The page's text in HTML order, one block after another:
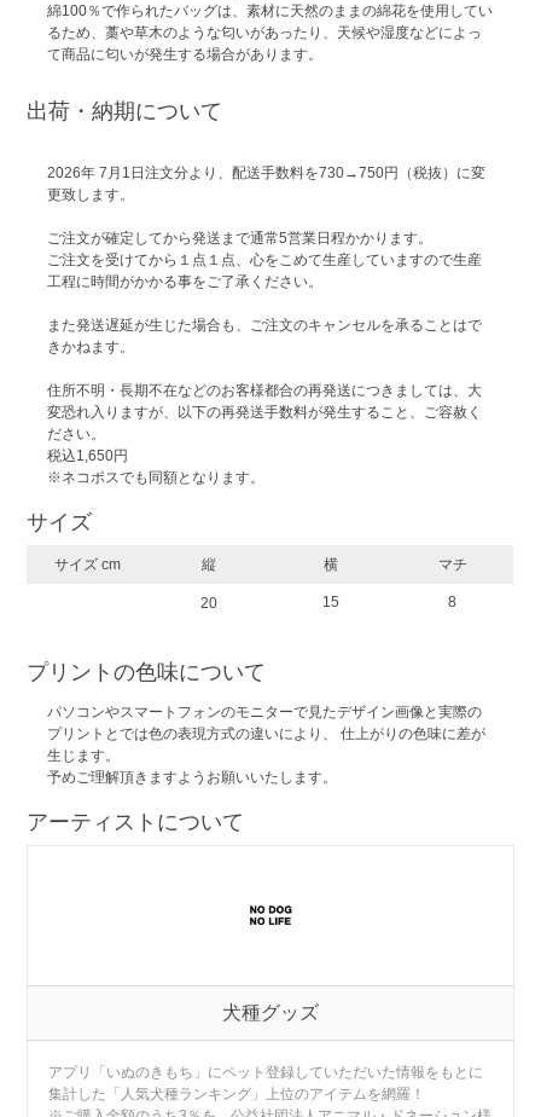
綿100％で作られたバッグは、素材に天然のままの綿花を使用してい
るため、藁や草木のような匂いがあったり、天候や湿度などによっ
て商品に匂いが発生する場合があります。
出荷・納期について
2026年 7月1日注文分より、配送手数料を730→750円（税抜）に変
更致します。
ご注文が確定してから発送まで通常5営業日程かかります。
ご注文を受けてから１点１点、心をこめて生産していますので生産
工程に時間がかかる事をご了承ください。
また発送遅延が生じた場合も、ご注文のキャンセルを承ることはで
きかねます。
住所不明・長期不在などのお客様都合の再発送につきましては、大
変恐れ入りますが、以下の再発送手数料が発生すること、ご容赦く
ださい。
税込1,650円
※ネコポスでも同額となります。
サイズ
サイズ cm 縦 横 マチ
20 15 8
プリントの色味について
パソコンやスマートフォンのモニターで見たデザイン画像と実際の
プリントとでは色の表現方式の違いにより、 仕上がりの色味に差が
生じます。
予めご理解頂きますようお願いいたします。
アーティストについて
犬種グッズ
アプリ「いぬのきもち」にペット登録していただいた情報をもとに
集計した「人気犬種ランキング」上位のアイテムを網羅！